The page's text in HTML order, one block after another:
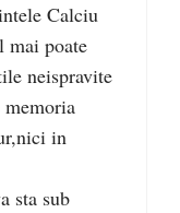
Calciu
mai poate
neispravite
memoria
in
sta sub